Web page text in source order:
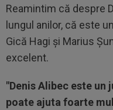
Reamintim că despre
lungul anilor, că este
Gică Hagi și Marius
excelent.
"Denis Alibec este
poate ajuta foarte